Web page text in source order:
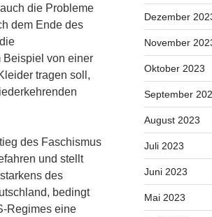
die Probleme
dem Ende des
Beispiel von einer
tragen soll,
des Faschismus
und stellt
des
bedingt
Regimes eine
Dezember
November
Oktober 2023
September
August 2023
Juli 2023
Juni 2023
Mai 2023